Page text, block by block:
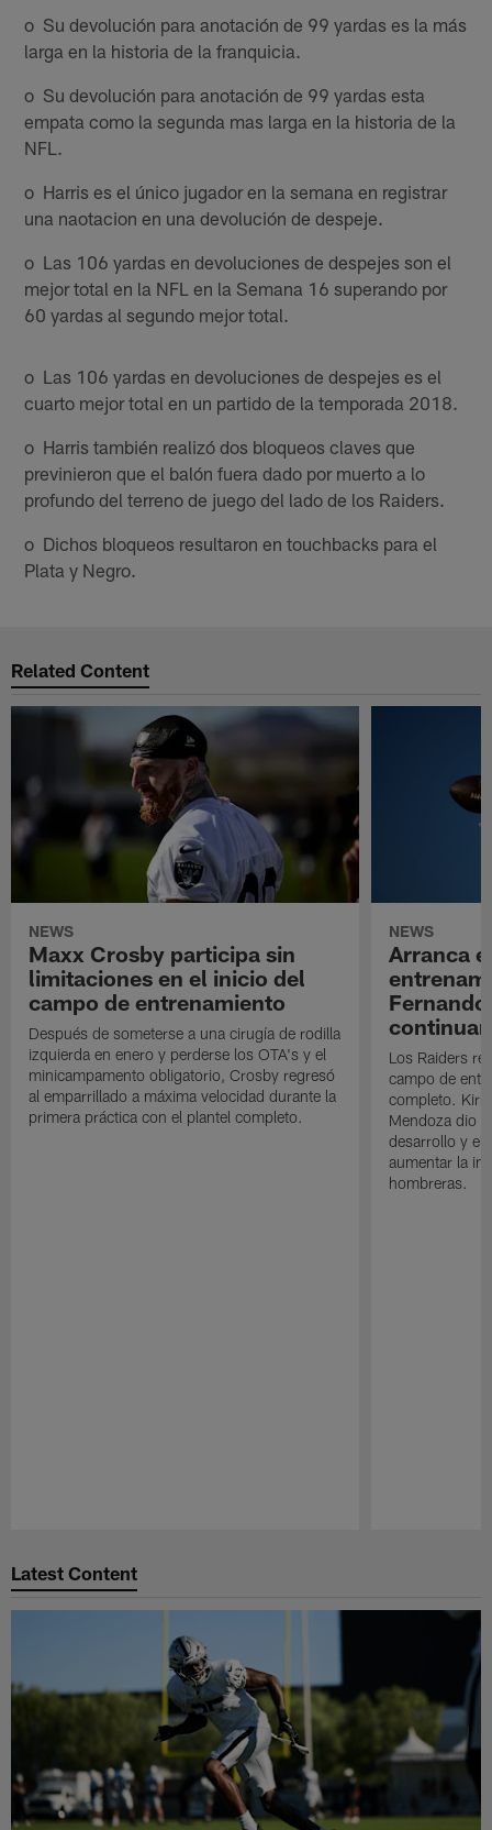
o Su devolución para anotación de 99 yardas es la más
larga en la historia de la franquicia.
o Su devolución para anotación de 99 yardas esta
empata como la segunda mas larga en la historia de la
NFL.
o Harris es el único jugador en la semana en registrar
una naotacion en una devolución de despeje.
o Las 106 yardas en devoluciones de despejes son el
mejor total en la NFL en la Semana 16 superando por
60 yardas al segundo mejor total.
o Las 106 yardas en devoluciones de despejes es el
cuarto mejor total en un partido de la temporada 2018.
o Harris también realizó dos bloqueos claves que
previnieron que el balón fuera dado por muerto a lo
profundo del terreno de juego del lado de los Raiders.
o Dichos bloqueos resultaron en touchbacks para el
Plata y Negro.
Related Content
NEWS
Maxx Crosby participa sin
limitaciones en el inicio del
campo de entrenamiento
Después de someterse a una cirugía de rodilla
izquierda en enero y perderse los OTA's y el
minicampamento obligatorio, Crosby regresó
al emparrillado a máxima velocidad durante la
primera práctica con el plantel completo.
NEWS
Arranca
Los Raiders
campo de
completo. Kirk
Mendoza dio
desarrollo y el
aumentar la
hombreras.
Latest Content